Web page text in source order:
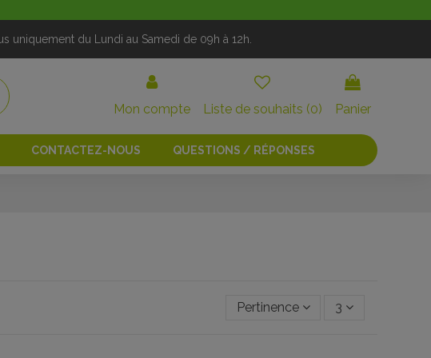
du Lundi au Samedi de 09h à 12h.
Mon compte Liste de souhaits (0) Panier
CONTACTEZ-NOUS QUESTIONS / RÉPONSES
Pertinence 3